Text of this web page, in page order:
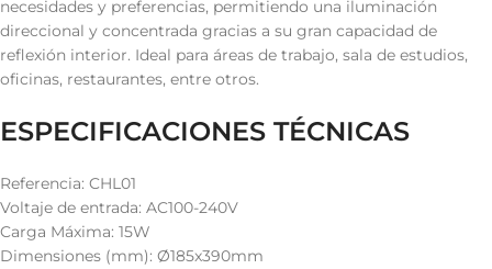
necesidades y preferencias, permitiendo una iluminación
direccional y concentrada gracias a su gran capacidad de
reflexión interior. Ideal para áreas de trabajo, sala de estudios,
oficinas, restaurantes, entre otros.
ESPECIFICACIONES TÉCNICAS
Referencia: CHL01
Voltaje de entrada: AC100-240V
Carga Máxima: 15W
Dimensiones (mm): Ø185x390mm